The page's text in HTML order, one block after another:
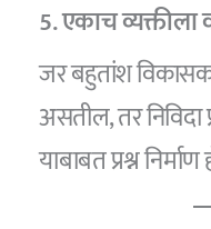
5. एकाच व्यक्तीला
जर बहुतांश
असतील, तर निविदा
याबाबत प्रश्न